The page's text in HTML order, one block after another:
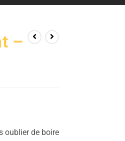
–
oublier de boire